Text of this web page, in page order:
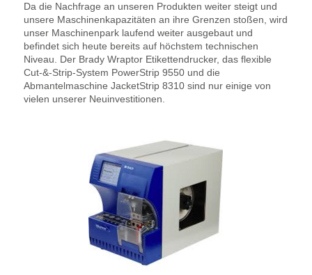
Da die Nachfrage an unseren Produkten weiter steigt und
unsere Maschinenkapazitäten an ihre Grenzen stoßen, wird
unser Maschinenpark laufend weiter ausgebaut und
befindet sich heute bereits auf höchstem technischen
Niveau. Der Brady Wraptor Etikettendrucker, das flexible
Cut-&-Strip-System PowerStrip 9550 und die
Abmantelmaschine JacketStrip 8310 sind nur einige von
vielen unserer Neuinvestitionen.